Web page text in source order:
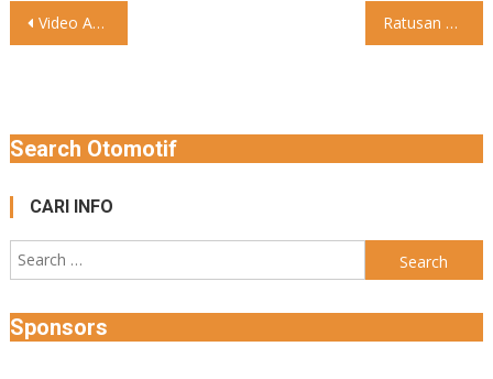
Post
Video Asek bener modifnya #otomtalk #lucu #sepedamotor Ratusan Bikers Adu Keterampilan Kendarai Moge di Halaman Gedung DPR-MPR
Search Otomotif
CARI INFO
Search
for:
Sponsors